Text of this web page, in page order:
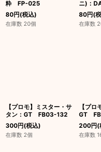
粋 FP-025
80円(税込)
在庫数 20個
ニ)：
80円(
在庫数
【プロモ】ミスター・サ
タン：GT FB03-132
300円(税込)
在庫数 2個
【プロ
GT
200円(
在庫数